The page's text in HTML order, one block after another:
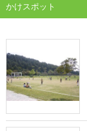
かけスポット